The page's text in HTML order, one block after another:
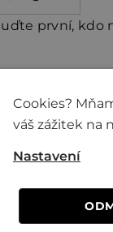
první, kdo
Cookies?
váš zážitek na
Nastavení